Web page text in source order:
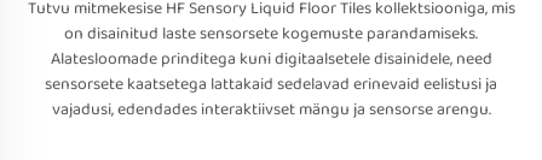
Tutvu mitmekesise HF Sensory Liquid Floor Tiles kollektsiooniga, mis
on disainitud laste sensorsete kogemuste parandamiseks.
Alatesloomade prinditega kuni digitaalsetele disainidele, need
sensorsete kaatsetega lattakaid sedelavad erinevaid eelistusi ja
vajadusi, edendades interaktiivset mängu ja sensorse arengu.